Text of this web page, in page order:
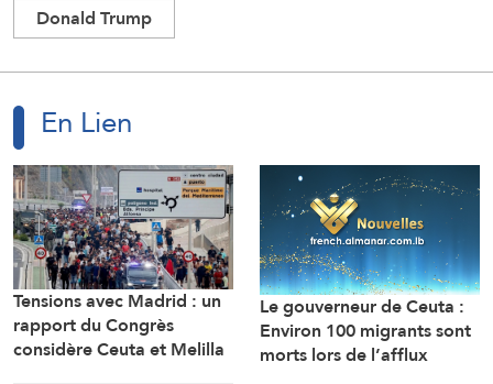
Donald Trump
En Lien
Tensions avec Madrid : un
rapport du Congrès
considère Ceuta et Melilla
Le gouverneur de Ceuta :
Environ 100 migrants sont
morts lors de l’afflux